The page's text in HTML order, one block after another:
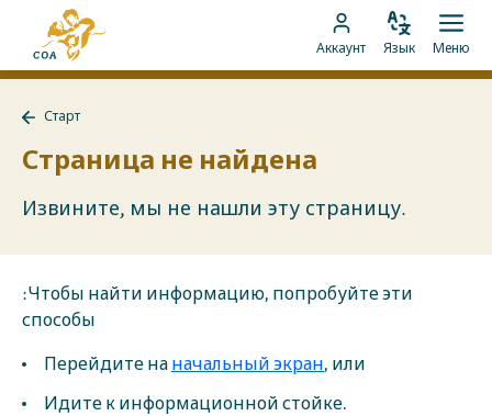
Перейти
контенту
главную
страницу
Перейти
к
Аккаунт
Изменить
Язык Меню
Назад
Старт
Старт
Страница не найдена
Извините, мы не нашли эту страницу.
:Чтобы найти информацию, попробуйте эти
способы
Перейдите на начальный экран, или
Идите к информационной стойке.